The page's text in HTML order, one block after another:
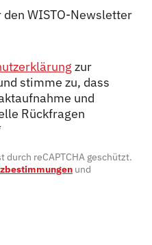
WISTO-Newsletter
zur
stimme zu, dass
und
Rückfragen
reCAPTCHA geschützt.
und